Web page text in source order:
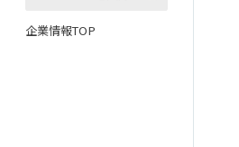
企業情報TOP